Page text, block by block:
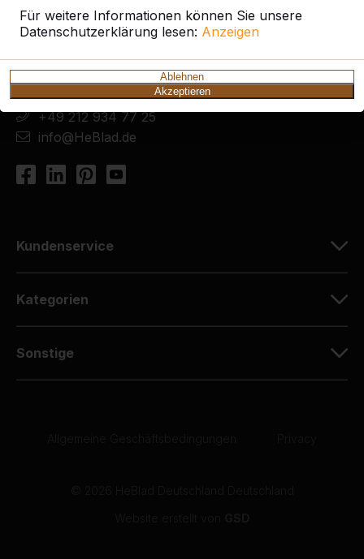
Für weitere Informationen können Sie unsere
Datenschutzerklärung lesen: Anzeigen
Ablehnen
Akzeptieren
HeBlad Deutschland
Diekerstraße 97
42781 Haan
Deutschland
+49 212 934 77 25
info@HeBlad.de
Kundenservice
Kategorien
Sonstige